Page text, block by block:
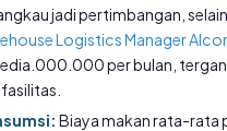
jadi pertimbangan,
Logistics Manager
per bulan,
Biaya makan rata-rata